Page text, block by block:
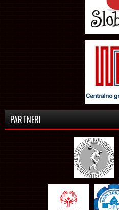
PARTNERI